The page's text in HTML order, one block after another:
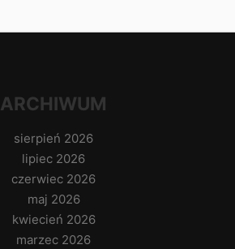
ARCHIWUM
sierpień 2026
lipiec 2026
czerwiec 2026
maj 2026
kwiecień 2026
marzec 2026